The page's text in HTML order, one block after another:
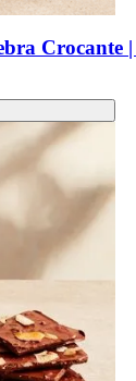
Crocante |